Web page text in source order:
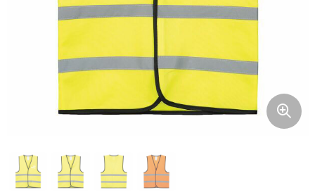
Gereedschap en veiligheid
Snoepgoed
Kantoorartikelen
Gadgets